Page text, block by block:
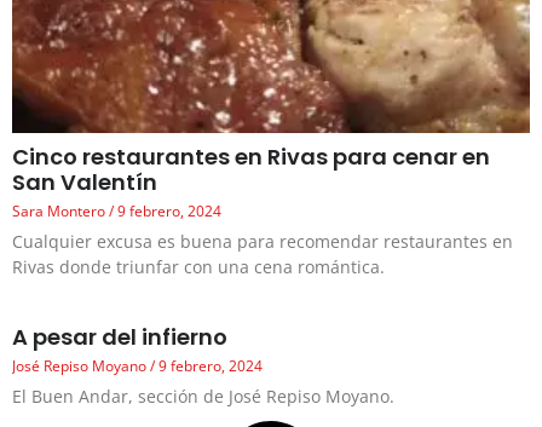
Cinco restaurantes en Rivas para cenar en
San Valentín
Sara Montero 9 febrero, 2024
Cualquier excusa es buena para recomendar restaurantes en
Rivas donde triunfar con una cena romántica.
A pesar del infierno
José Repiso Moyano 9 febrero, 2024
El Buen Andar, sección de José Repiso Moyano.